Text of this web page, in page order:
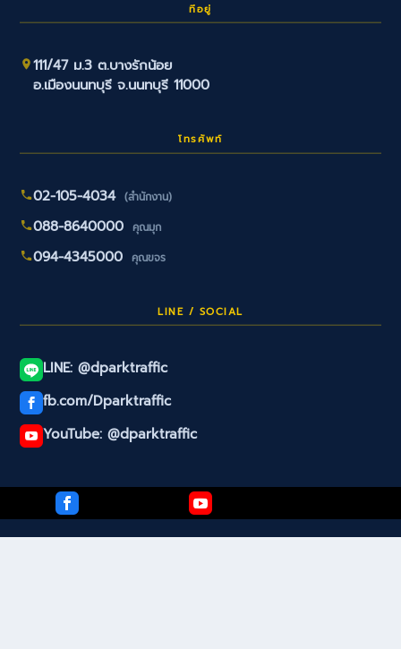
ที่อยู่
111/47 ม.3 ต.บางรักน้อย
อ.เมืองนนทบุรี จ.นนทบุรี 11000
โทรศัพท์
02-105-4034 (สำนักงาน)
088-8640000 คุณมุก
094-4345000 คุณขจร
LINE / SOCIAL
LINE: @dparktraffic
fb.com/Dparktraffic
YouTube: @dparktraffic